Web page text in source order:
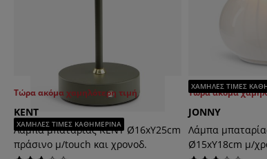
ΧΑΜΗΛΕΣ ΤΙΜΕΣ ΚΑΘΗΜΕΡΙΝΑ
Τώρα ακόμα χαμηλότερη τιμή
KENT
Λάμπα μπαταρίας KENT Ø16xΥ25cm
πράσινο μ/touch και χρονοδ.
ΧΑΜΗΛΕΣ ΤΙΜΕΣ
Τώρα ακόμα
JONNY
Λάμπα
Ø15xΥ18cm μ/